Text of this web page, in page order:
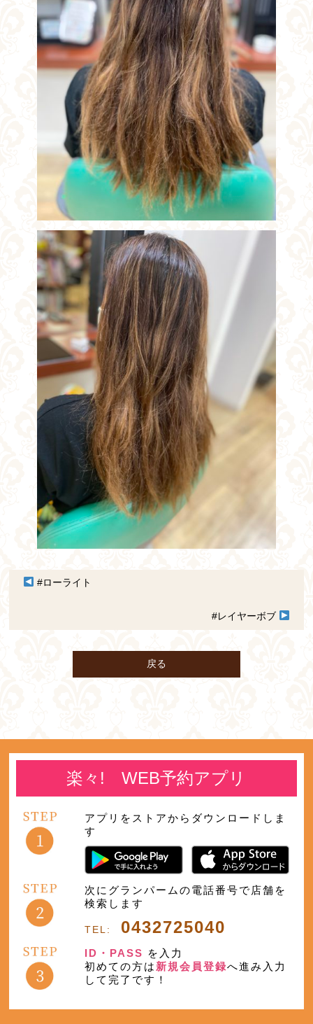
#ローライト
#レイヤーボブ
戻る
楽々! WEB予約アプリ
アプリをストアからダウンロードしま
す
次にグランパームの電話番号で店舗を
検索します
TEL: 0432725040
ID・PASS を入力
初めての方は 新規会員登録へ進み入力
して完了です！